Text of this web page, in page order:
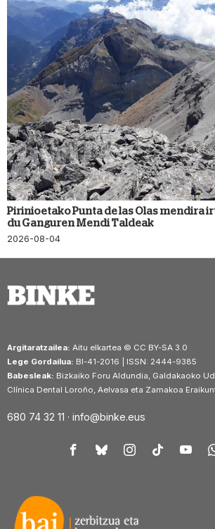
Pirinioetako Punta de las Olas mendira
du Ganguren Mendi Taldeak
2026-08-04
Argitaratzailea: Aitu elkartea © CC BY-SA 3.0
Lege Gordailua: BI-41-2016 | ISSN: 2444-9385
Babesleak: Bizkaiko Foru Aldundia, Galdakaoko
Clínica Dental Loroño, Aelvasa eta Zamakoa
680 74 32 11 · info@binke.eus